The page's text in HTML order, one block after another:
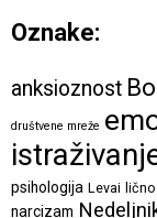
Oznake:
anksioznost
društvene mreže
psihologija Levai
narcizam